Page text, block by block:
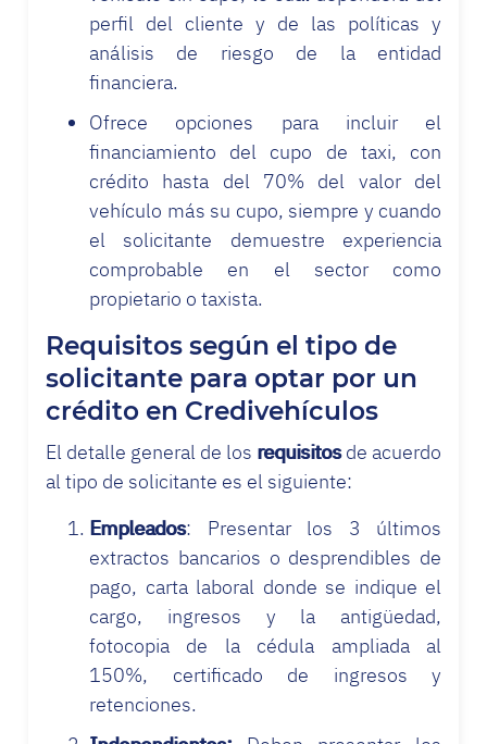
perfil del cliente y de las políticas y
análisis de riesgo de la entidad
financiera.
Ofrece opciones para incluir el
financiamiento del cupo de taxi, con
crédito hasta del 70% del valor del
vehículo más su cupo, siempre y cuando
el solicitante demuestre experiencia
comprobable en el sector como
propietario o taxista.
Requisitos según el tipo de
solicitante para optar por un
crédito en Credivehículos
El detalle general de los requisitosde acuerdo
al tipo de solicitante es el siguiente:
Empleados: Presentar los 3 últimos
extractos bancarios o desprendibles de
pago, carta laboral donde se indique el
cargo, ingresos y la antigüedad,
fotocopia de la cédula ampliada al
150%, certificado de ingresos y
retenciones.